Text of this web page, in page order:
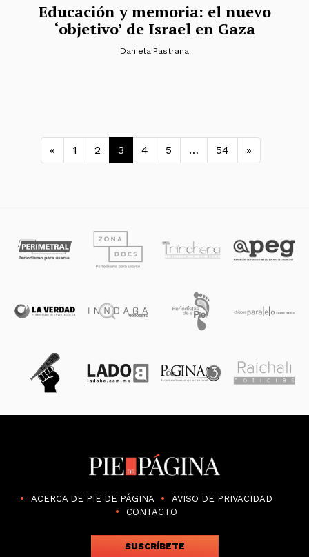
Educación y memoria: el nuevo
‘objetivo’ de Israel en Gaza
Daniela Pastrana
Navegación de entradas
« 1 2 3 4 5 … 54 »
ACERCA DE PIE DE PÁGINA
AVISO DE PRIVACIDAD
CONTACTO
SUSCRÍBETE